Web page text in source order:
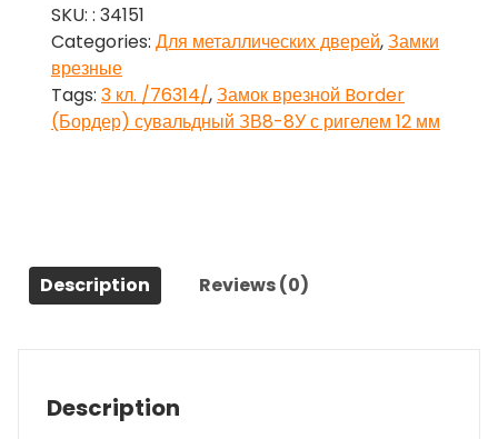
(Бордер)
сувальдный
ЗВ8-
8У
с
кл.
/76314/
SKU: : 34151
Categories: Для металлических дверей,Замки
врезные
Tags: 3 кл. /76314/,Замок врезной Border
(Бордер) сувальдный ЗВ8-8У с ригелем 12 мм
Description Reviews (0)
Description